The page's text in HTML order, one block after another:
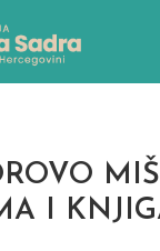
I